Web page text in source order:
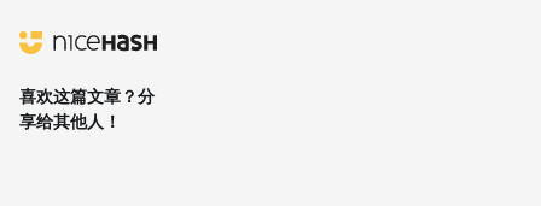
喜欢这篇文章？分
享给其他人！